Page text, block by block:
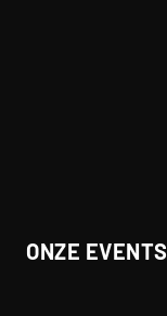
ONZE EVENTS